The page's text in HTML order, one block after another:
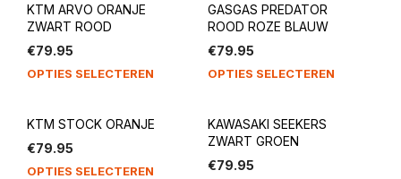
KTM ARVO ORANJE
ZWART ROOD
€79.95
OPTIES SELECTEREN
GASGAS PREDATOR
ROOD ROZE BLAUW
€79.95
OPTIES SELECTEREN
KTM STOCK ORANJE
€79.95
OPTIES SELECTEREN
KAWASAKI SEEKERS
ZWART GROEN
€79.95